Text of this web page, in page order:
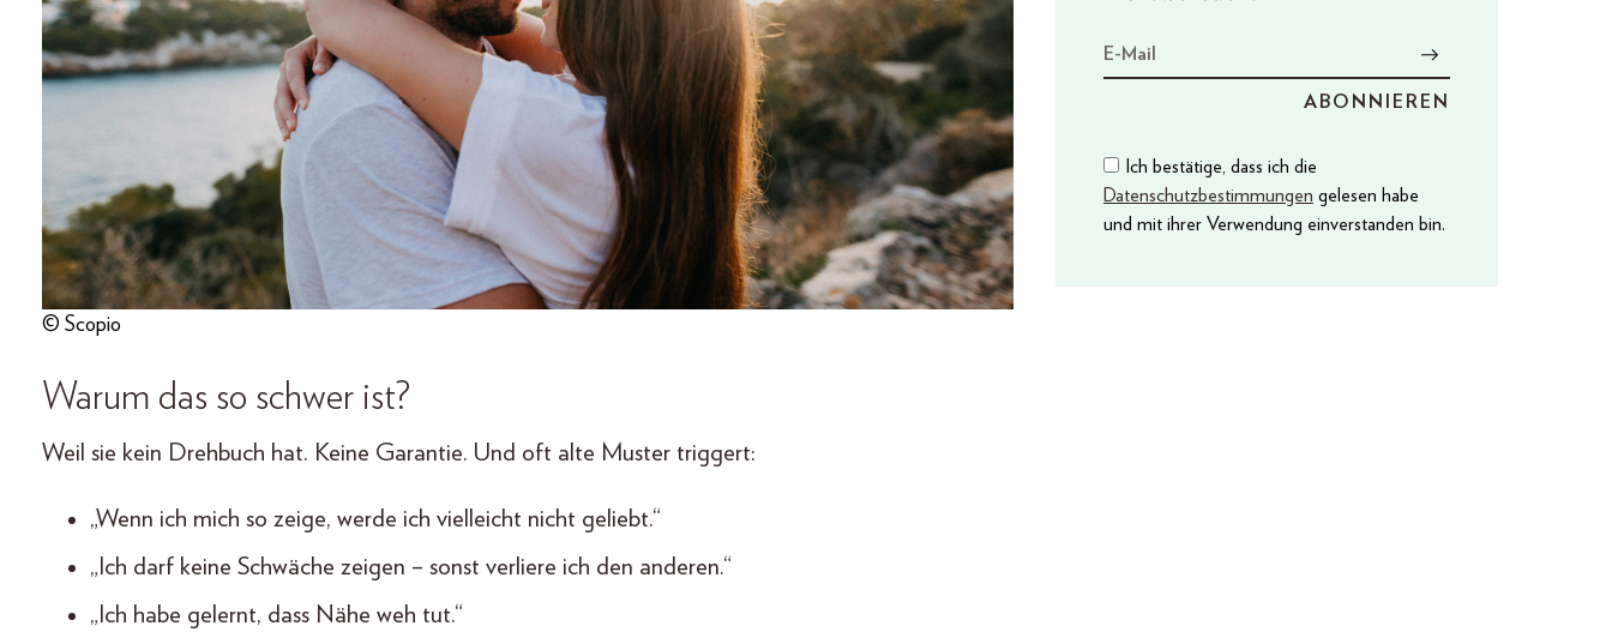
© Scopio
Warum das so schwer ist?
Weil sie kein Drehbuch hat. Keine Garantie. Und oft alte Muster triggert:
„Wenn ich mich so zeige, werde ich vielleicht nicht geliebt.“
„Ich darf keine Schwäche zeigen – sonst verliere ich den anderen.“
„Ich habe gelernt, dass Nähe weh tut.“
Ich bestätige, dass ich die
Datenschutzbestimmungen gelesen habe
und mit ihrer Verwendung einverstanden bin.